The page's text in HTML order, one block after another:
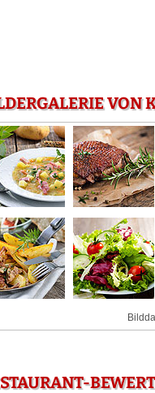
VON